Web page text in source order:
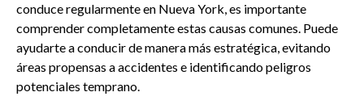
conduce regularmente en Nueva York, es importante
comprender completamente estas causas comunes. Puede
ayudarte a conducir de manera más estratégica, evitando
áreas propensas a accidentes e identificando peligros
potenciales temprano.